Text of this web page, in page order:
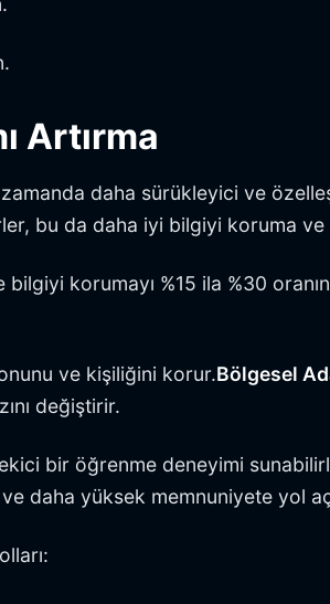
Artırma
daha sürükleyici ve
bu da daha iyi bilgiyi koruma
bilgiyi korumayı %15 ila %30
ve kişiliğini korur.Bölgesel
değiştirir.
bir öğrenme deneyimi
daha yüksek memnuniyete yol